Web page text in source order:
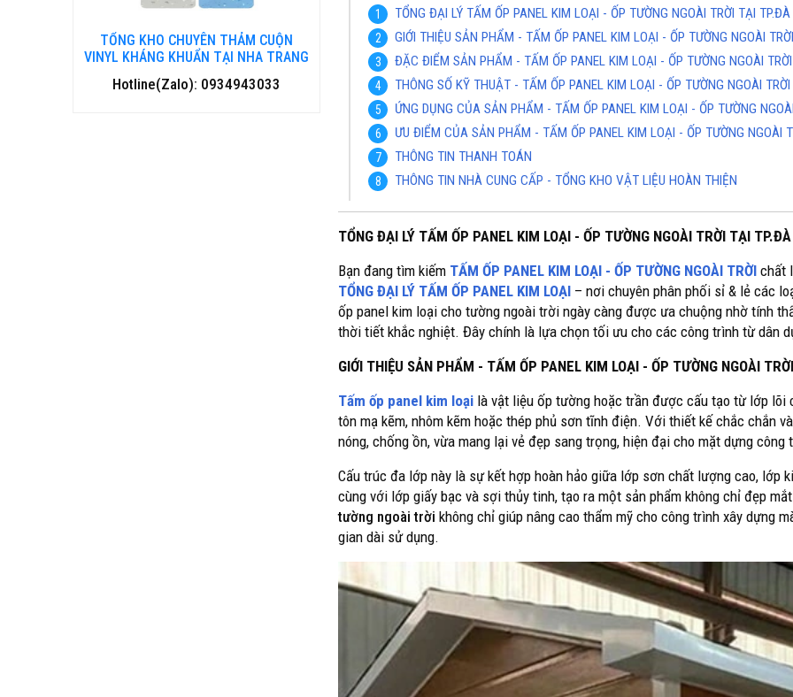
TỔNG KHO CHUYÊN THẢM CUỘN
VINYL KHÁNG KHUẨN TẠI NHA TRANG
Hotline(Zalo): 0934943033
TỔNG KHO CHUYÊN THẢM CUỘN
VINYL KHÁNG KHUẨN TẠI ĐÀ NẴNG
Hotline(Zalo): 0934943033
TỔNG KHO CHUYÊN THẢM
VINYL KHÁNG KHUẨN TẠI HÀ
Hotline(Zalo): 0934943033
TỔNG ĐẠI LÝ TẤM ỐP PANEL KIM LOẠI - ỐP TƯỜNG NGOÀI TRỜI TẠI
GIỚI THIỆU SẢN PHẨM - TẤM ỐP PANEL KIM LOẠI - ỐP TƯỜNG NGOÀI TRỜI
ĐẶC ĐIỂM SẢN PHẨM - TẤM ỐP PANEL KIM LOẠI - ỐP TƯỜNG NGOÀI TRỜI
THÔNG SỐ KỸ THUẬT - TẤM ỐP PANEL KIM LOẠI - ỐP TƯỜNG NGOÀI TRỜI
ỨNG DỤNG CỦA SẢN PHẨM - TẤM ỐP PANEL KIM LOẠI - ỐP TƯỜNG
ƯU ĐIỂM CỦA SẢN PHẨM - TẤM ỐP PANEL KIM LOẠI - ỐP TƯỜNG NGOÀI
THÔNG TIN THANH TOÁN
THÔNG TIN NHÀ CUNG CẤP - TỔNG KHO VẬT LIỆU HOÀN THIỆN
TỔNG ĐẠI LÝ TẤM ỐP PANEL KIM LOẠI - ỐP TƯỜNG NGOÀI TRỜI TẠI
Bạn đang tìm kiếm TẤM ỐP PANEL KIM LOẠI - ỐP TƯỜNG NGOÀI TRỜI chất
TỔNG ĐẠI LÝ TẤM ỐP PANEL KIM LOẠI – nơi chuyên phân phối sỉ & lẻ các
ốp panel kim loại cho tường ngoài trời ngày càng được ưa chuộng nhờ tính
thời tiết khắc nghiệt. Đây chính là lựa chọn tối ưu cho các công trình từ dân
GIỚI THIỆU SẢN PHẨM - TẤM ỐP PANEL KIM LOẠI - ỐP TƯỜNG NGOÀI TRỜI
Tấm ốp panel kim loại là vật liệu ốp tường hoặc trần được cấu tạo từ lớp lõi
tôn mạ kẽm, nhôm kẽm hoặc thép phủ sơn tĩnh điện. Với thiết kế chắc chắn
nóng, chống ồn, vừa mang lại vẻ đẹp sang trọng, hiện đại cho mặt dựng công
Cấu trúc đa lớp này là sự kết hợp hoàn hảo giữa lớp sơn chất lượng cao, lớp
cùng với lớp giấy bạc và sợi thủy tinh, tạo ra một sản phẩm không chỉ đẹp
tường ngoài trời không chỉ giúp nâng cao thẩm mỹ cho công trình xây dựng
gian dài sử dụng.